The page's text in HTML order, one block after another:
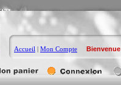
Accueil | Mon Compte Bienvenue